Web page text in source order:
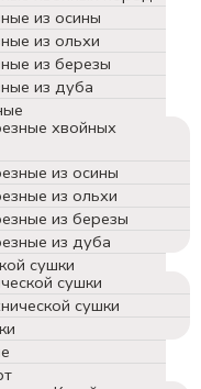
из осины
из ольхи
из березы
из дуба
хвойных
из осины
из ольхи
из березы
из дуба
сушки
сушки
сушки